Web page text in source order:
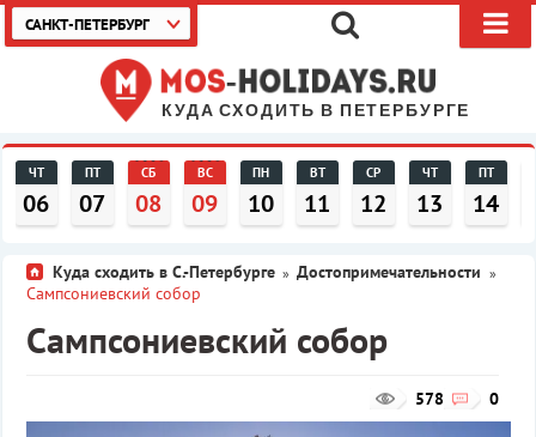
КУДА СХОДИТЬ В ПЕТЕРБУРГЕ
САНКТ-ПЕТЕРБУРГ
ЧТ
06
ПТ
07
СБ
08
ВС
09
ПН
10
ВТ
11
СР
12
ЧТ
13
ПТ
14
Куда сходить в С.-Петербурге » Достопримечательности »
Сампсониевский собор
Сампсониевский собор
0
578